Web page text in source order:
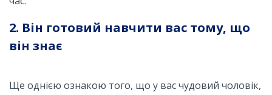
2. Він готовий навчити вас тому, що
він знає
Ще однією ознакою того, що у вас чудовий чоловік,